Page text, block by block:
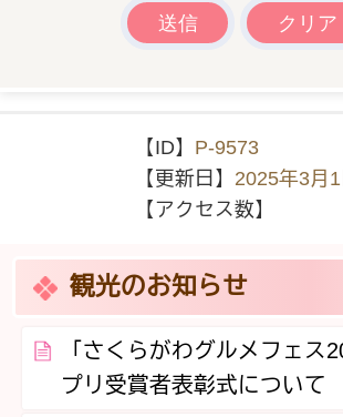
【ID】 P-9573
【更新日】 2025年3月1
【アクセス数】
観光のお知らせ
「さくらがわグルメフェス
プリ受賞者表彰式について